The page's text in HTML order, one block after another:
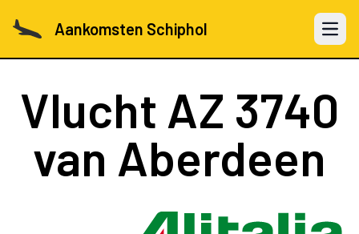
Aankomsten Schiphol Open
Vlucht AZ 3740
van Aberdeen